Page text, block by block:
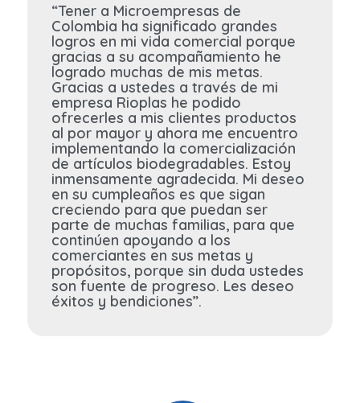
“Tener a Microempresas de
Colombia ha significado grandes
logros en mi vida comercial porque
gracias a su acompañamiento he
logrado muchas de mis metas.
Gracias a ustedes a través de mi
empresa Rioplas he podido
ofrecerles a mis clientes productos
al por mayor y ahora me encuentro
implementando la comercialización
de artículos biodegradables. Estoy
inmensamente agradecida. Mi deseo
en su cumpleaños es que sigan
creciendo para que puedan ser
parte de muchas familias, para que
continúen apoyando a los
comerciantes en sus metas y
propósitos, porque sin duda ustedes
son fuente de progreso. Les deseo
éxitos y bendiciones”.